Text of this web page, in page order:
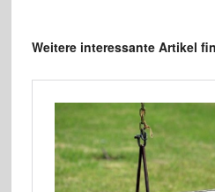
Weitere interessante Artikel